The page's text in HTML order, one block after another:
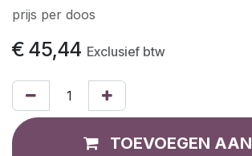
prijs per doos
€ 45,44 Exclusief btw
TOEVOEGEN AAN